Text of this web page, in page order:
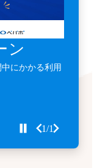
ン
にかかる利用
1/1